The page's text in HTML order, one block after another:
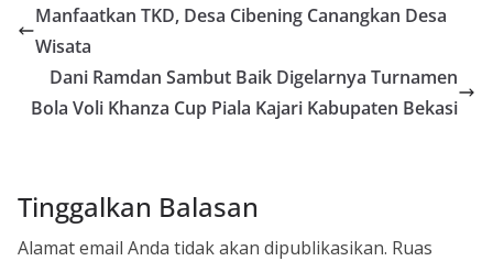
Manfaatkan TKD, Desa Cibening Canangkan Desa
Wisata
Dani Ramdan Sambut Baik Digelarnya Turnamen
Bola Voli Khanza Cup Piala Kajari Kabupaten Bekasi
Tinggalkan Balasan
Alamat email Anda tidak akan dipublikasikan. Ruas